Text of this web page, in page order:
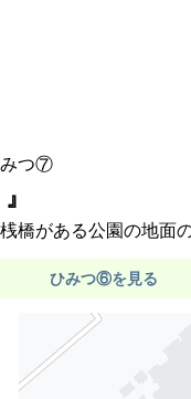
みつ⑦
橋がある公園の地面
ひみつ⑥を見る